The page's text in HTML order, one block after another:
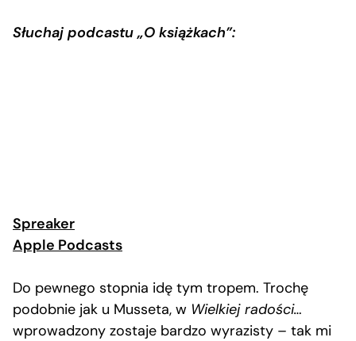
Słuchaj podcastu „O książkach”:
Spreaker
Apple Podcasts
Do pewnego stopnia idę tym tropem. Trochę
podobnie jak u Musseta, w Wielkiej radości…
wprowadzony zostaje bardzo wyrazisty – tak mi